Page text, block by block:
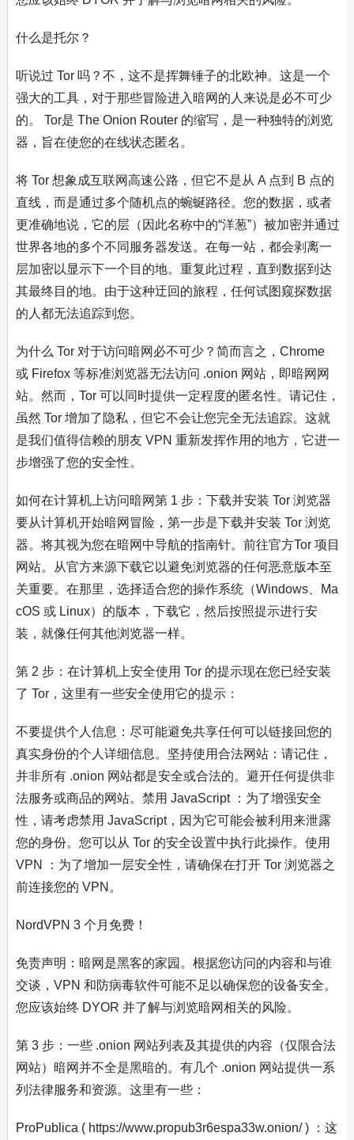
什么是托尔？
听说过 Tor 吗？不，这不是挥舞锤子的北欧神。这是一个
强大的工具，对于那些冒险进入暗网的人来说是必不可少
的。 Tor是 The Onion Router 的缩写，是一种独特的浏览
器，旨在使您的在线状态匿名。
将 Tor 想象成互联网高速公路，但它不是从 A 点到 B 点的
直线，而是通过多个随机点的蜿蜒路径。您的数据，或者
更准确地说，它的层（因此名称中的“洋葱”）被加密并通过
世界各地的多个不同服务器发送。在每一站，都会剥离一
层加密以显示下一个目的地。重复此过程，直到数据到达
其最终目的地。由于这种迂回的旅程，任何试图窥探数据
的人都无法追踪到您。
为什么 Tor 对于访问暗网必不可少？简而言之，Chrome
或 Firefox 等标准浏览器无法访问 .onion 网站，即暗网网
站。然而，Tor 可以同时提供一定程度的匿名性。请记住，
虽然 Tor 增加了隐私，但它不会让您完全无法追踪。这就
是我们值得信赖的朋友 VPN 重新发挥作用的地方，它进一
步增强了您的安全性。
如何在计算机上访问暗网第 1 步：下载并安装 Tor 浏览器
要从计算机开始暗网冒险，第一步是下载并安装 Tor 浏览
器。将其视为您在暗网中导航的指南针。前往官方Tor 项目
网站。从官方来源下载它以避免浏览器的任何恶意版本至
关重要。在那里，选择适合您的操作系统（Windows、Ma
cOS 或 Linux）的版本，下载它，然后按照提示进行安
装，就像任何其他浏览器一样。
第 2 步：在计算机上安全使用 Tor 的提示现在您已经安装
了 Tor，这里有一些安全使用它的提示：
不要提供个人信息：尽可能避免共享任何可以链接回您的
真实身份的个人详细信息。坚持使用合法网站：请记住，
并非所有 .onion 网站都是安全或合法的。避开任何提供非
法服务或商品的网站。禁用 JavaScript ：为了增强安全
性，请考虑禁用 JavaScript，因为它可能会被利用来泄露
您的身份。您可以从 Tor 的安全设置中执行此操作。使用
VPN ：为了增加一层安全性，请确保在打开 Tor 浏览器之
前连接您的 VPN。
NordVPN 3 个月免费！
免责声明：暗网是黑客的家园。根据您访问的内容和与谁
交谈，VPN 和防病毒软件可能不足以确保您的设备安全。
您应该始终 DYOR 并了解与浏览暗网相关的风险。
第 3 步：一些 .onion 网站列表及其提供的内容（仅限合法
网站）暗网并不全是黑暗的。有几个 .onion 网站提供一系
列法律服务和资源。这里有一些：
ProPublica ( https://www.propub3r6espa33w.onion/ ) ：这